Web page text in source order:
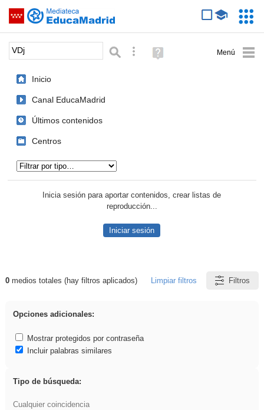
Saltar navegación
Palabra o frase: Búsqueda avanzada
Ayuda
(en
Inicio
Canal EducaMadrid
Últimos contenidos
Centros
Inicia sesión para aportar contenidos, crear listas de
reproducción...
Iniciar sesión
Resultados de: VDj
0medios totales (hay filtros aplicados) Limpiar filtros Filtros
Opciones adicionales:
Mostrar protegidos por contraseña
Incluir palabras similares
Tipo de búsqueda:
Cualquier coincidencia